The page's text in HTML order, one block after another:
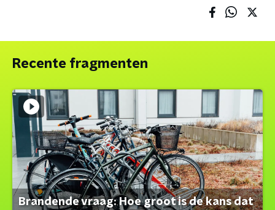
Recente fragmenten
Brandende vraag: Hoe groot is de kans dat